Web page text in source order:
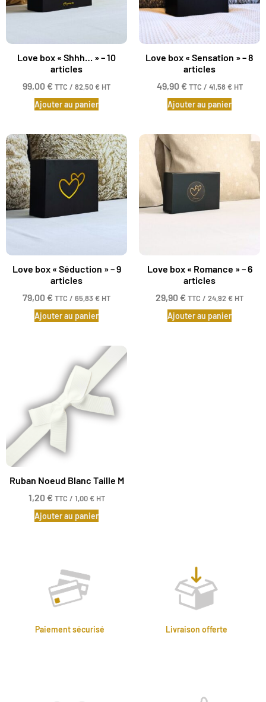
Love box « Shhh… » – 10
articles
99,00 €TTC / 82,50€ HT
Ajouter au panier
Love box « Sensation » – 8
articles
49,90 € TTC / 41,58€HT
Ajouter au panier
Love box « Séduction » – 9
articles
79,00 €TTC / 65,83 € HT
Ajouter au panier
Love box « Romance » – 6
articles
29,90 €TTC / 24,92€ HT
Ajouter au panier
Ruban Noeud Blanc Taille M
1,20 € TTC / 1,00€HT
Ajouter au panier
Paiement sécurisé
Livraison offerte